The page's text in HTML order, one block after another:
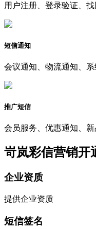
用户注册、登录验证、
短信通知
会议通知、物流通知、
推广短信
会员服务、优惠通知、
岢岚彩信营销开
企业资质
提供企业资质
短信签名